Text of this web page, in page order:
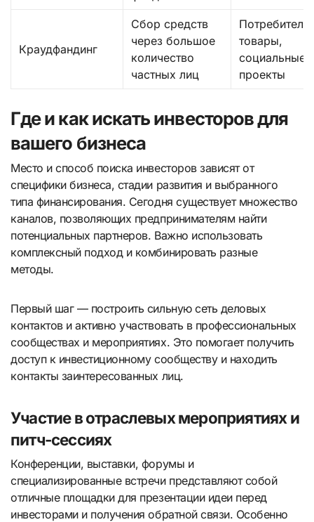
Краудфандинг
Сбор средств
через большое
количество
частных лиц
товары,
социальные
проекты
Где и как искать инвесторов для
вашего бизнеса
Место и способ поиска инвесторов зависят от
специфики бизнеса, стадии развития и выбранного
типа финансирования. Сегодня существует множество
каналов, позволяющих предпринимателям найти
потенциальных партнеров. Важно использовать
комплексный подход и комбинировать разные
методы.
Первый шаг — построить сильную сеть деловых
контактов и активно участвовать в профессиональных
сообществах и мероприятиях. Это помогает получить
доступ к инвестиционному сообществу и находить
контакты заинтересованных лиц.
Участие в отраслевых мероприятиях и
питч-сессиях
Конференции, выставки, форумы и
специализированные встречи представляют собой
отличные площадки для презентации идеи перед
инвесторами и получения обратной связи. Особенно